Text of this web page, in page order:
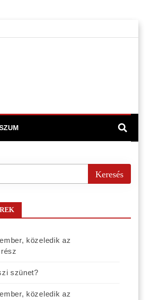
közeledik az
szünet?
közeledik az